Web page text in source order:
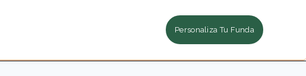
Personaliza Tu Funda